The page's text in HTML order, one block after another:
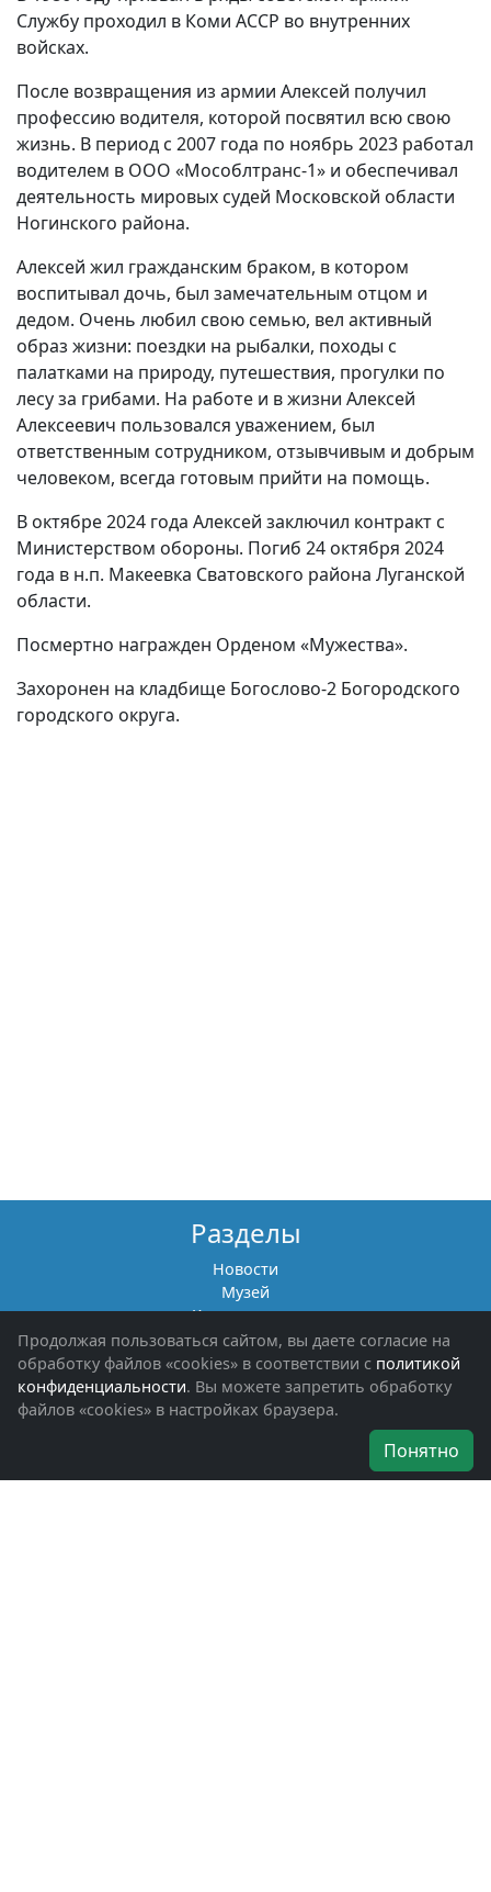
Службу проходил в Коми АССР во внутренних
войсках.
После возвращения из армии Алексей получил
профессию водителя, которой посвятил всю свою
жизнь. В период с 2007 года по ноябрь 2023 работал
водителем в ООО «Мособлтранс-1» и обеспечивал
деятельность мировых судей Московской области
Ногинского района.
Алексей жил гражданским браком, в котором
воспитывал дочь, был замечательным отцом и
дедом. Очень любил свою семью, вел активный
образ жизни: поездки на рыбалки, походы с
палатками на природу, путешествия, прогулки по
лесу за грибами. На работе и в жизни Алексей
Алексеевич пользовался уважением, был
ответственным сотрудником, отзывчивым и добрым
человеком, всегда готовым прийти на помощь.
В октябре 2024 года Алексей заключил контракт с
Министерством обороны. Погиб 24 октября 2024
года в н.п. Макеевка Сватовского района Луганской
области.
Посмертно награжден Орденом «Мужества».
Захоронен на кладбище Богослово-2 Богородского
городского округа.
Разделы
Новости
Музей
Книги памяти
Фотоальбомы
Обращения граждан
Помощь участникам СВО и их семьям
Об организации
Наши награды
Продолжая пользоваться сайтом, вы даете согласие на
обработку файлов «cookies» в соответствии с политикой
конфиденциальности. Вы можете запретить обработку
файлов «cookies» в настройках браузера.
Понятно